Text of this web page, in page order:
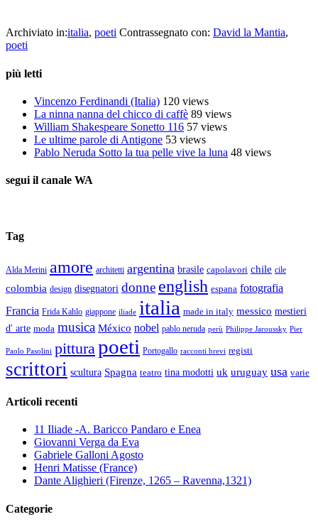
Archiviato in:italia, poeti Contrassegnato con: David la Mantia,
poeti
più letti
Vincenzo Ferdinandi (Italia) 120 views
La ninna nanna del chicco di caffè 89 views
William Shakespeare Sonetto 116 57 views
Le ultime parole di Antigone 53 views
Pablo Neruda Sotto la tua pelle vive la luna 48 views
segui il canale WA
Tag
Alda Merini amore architetti argentina brasile capolavori chile cile
colombia design disegnatori donne english espana fotografia
Francia Frida Kahlo giappone iliade italia made in italy messico mestieri
d' arte moda musica México nobel pablo neruda perù Philippe Jaroussky Pier
Paolo Pasolini pitturapoeti Portogallo racconti brevi registi
scrittori scultura Spagna teatro tina modotti uk uruguay usa varie
Articoli recenti
11 Iliade -A. Baricco Pandaro e Enea
Giovanni Verga da Eva
Gabriele Galloni Agosto
Henri Matisse (France)
Dante Alighieri (Firenze, 1265 – Ravenna,1321)
Categorie